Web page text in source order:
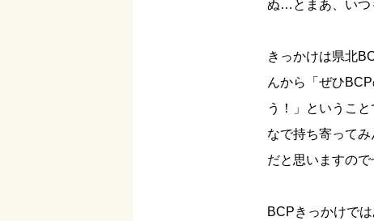
ぬ…とまあ、いつ
きっかけは県北
んから「ぜひ
う！」というこ
なで持ち寄って
だと思いますので
BCPきっかけで